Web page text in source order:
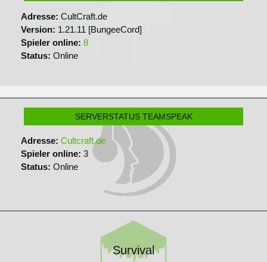
Adresse: CultCraft.de
Version: 1.21.11 [BungeeCord]
Spieler online: 8
Status: Online
SERVERSTATUS TEAMSPEAK
Adresse: Cultcraft.de
Spieler online: 3
Status: Online
Survival
Survival